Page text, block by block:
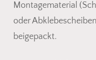
Montagematerial
oder
beigepackt.